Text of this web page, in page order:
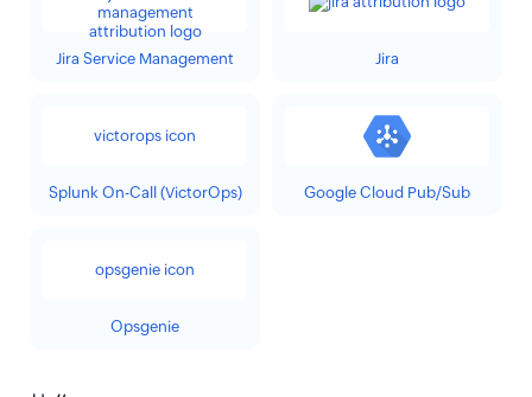
Jira Service Management Jira
Splunk On-Call (VictorOps) Google Cloud Pub/Sub
Opsgenie